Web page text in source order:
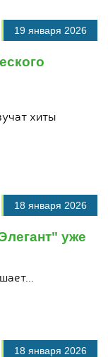
19 января 2026
хиты
18 января 2026
уже
18 января 2026